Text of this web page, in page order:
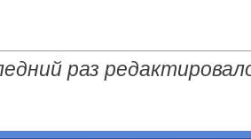
раз